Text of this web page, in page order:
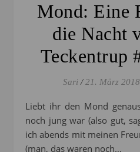
Mond: Eine
die Nacht
Teckentrup
Sari / 21. März 2018
Liebt ihr den Mond genauso sehr wie ich? Als ich
noch jung war (also gut,
ich abends mit meinen
(man, das waren noch…